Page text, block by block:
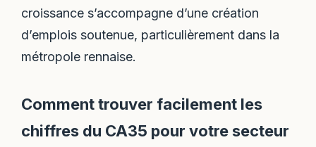
croissance s’accompagne d’une création
d’emplois soutenue, particulièrement dans la
métropole rennaise.
Comment trouver facilement les
chiffres du CA35 pour votre secteur